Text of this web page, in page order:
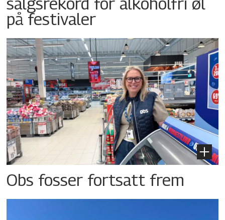
på festivaler
Obs fosser fortsatt frem